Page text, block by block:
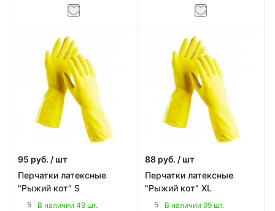
95 руб. / шт
Перчатки латексные
"Рыжий кот" S
5
В наличии 49 шт.
88 руб. / шт
Перчатки латексные
"Рыжий кот" ХL
5
В наличии 99 шт.